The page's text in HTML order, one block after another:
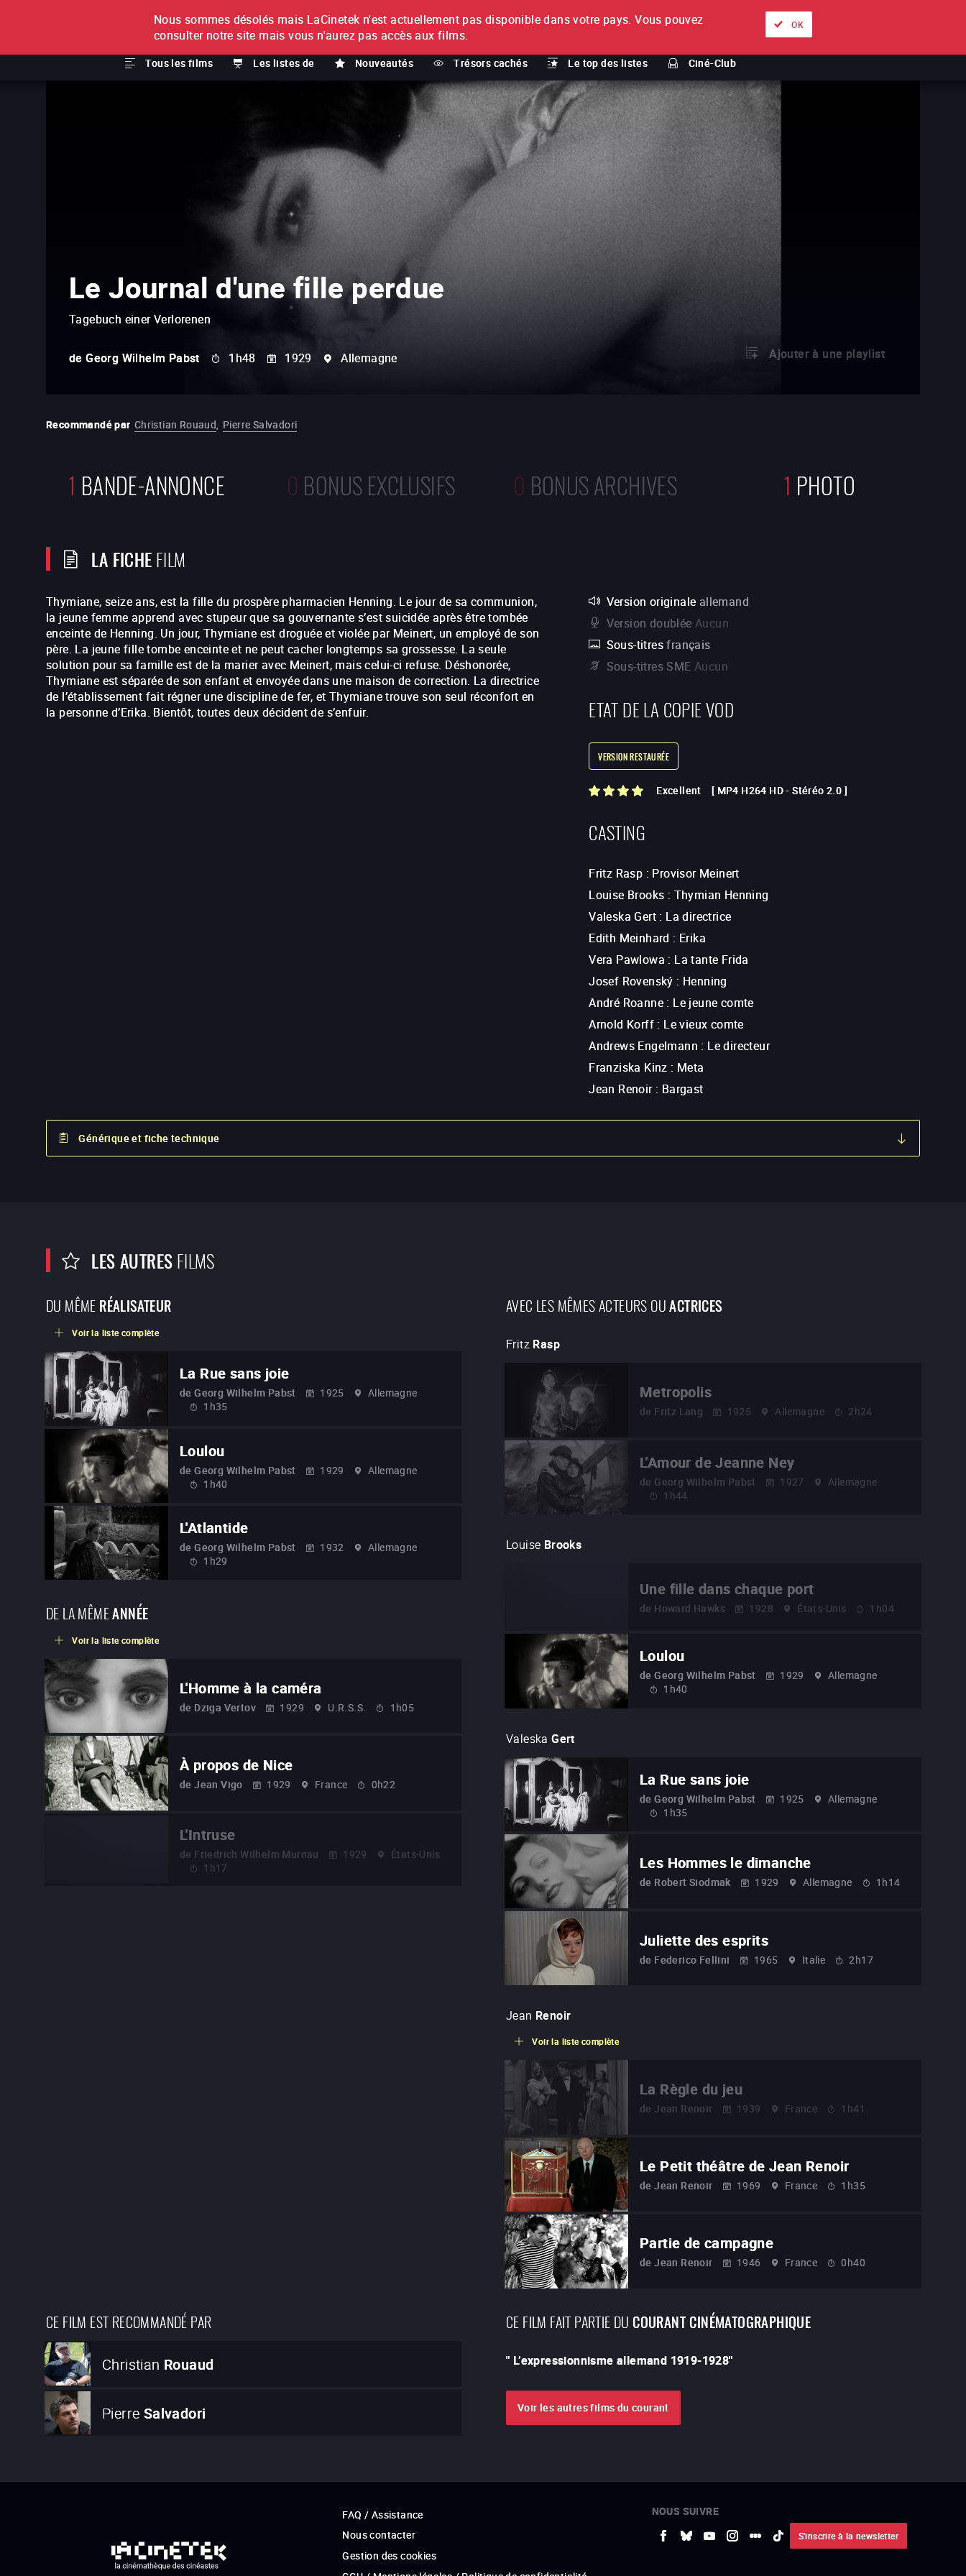
À L'UNITÉ
Tous les films Les listes de Nouveautés Trésors cachés Le top des listes Ciné-Club
ABONNEMENT À propos Nos offres
Le Journal d'une fille perdue
Tagebuch einer Verlorenen
de Georg Wilhelm Pabst 1h48 1929 Allemagne Ajouter à une playlist
Recommandé par Christian Rouaud, Pierre Salvadori
1 BANDE-ANNONCE 0 BONUS EXCLUSIFS 0 BONUS ARCHIVES 1 PHOTO
LA FICHEFILM
Thymiane, seize ans, est la fille du prospère pharmacien Henning. Le jour de sa communion,
la jeune femme apprend avec stupeur que sa gouvernante s’est suicidée après être tombée
enceinte de Henning. Un jour, Thymiane est droguée et violée par Meinert, un employé de son
père. La jeune fille tombe enceinte et ne peut cacher longtemps sa grossesse. La seule
solution pour sa famille est de la marier avec Meinert, mais celui-ci refuse. Déshonorée,
Thymiane est séparée de son enfant et envoyée dans une maison de correction. La directrice
de l’établissement fait régner une discipline de fer, et Thymiane trouve son seul réconfort en
la personne d’Erika. Bientôt, toutes deux décident de s’enfuir.
Version originale allemand
Version doublée Aucun
Sous-titres français
Sous-titres SME Aucun
ETAT DE LA COPIE VOD
VERSION RESTAURÉE
Excellent [ MP4 H264 HD-Stéréo 2.0 ]
CASTING
Fritz Rasp : Provisor Meinert
Louise Brooks : Thymian Henning
Valeska Gert : La directrice
Edith Meinhard : Erika
Vera Pawlowa : La tante Frida
Josef Rovenský : Henning
André Roanne : Le jeune comte
Arnold Korff : Le vieux comte
Andrews Engelmann : Le directeur
Franziska Kinz : Meta
Jean Renoir: Bargast
Générique et fiche technique
LES AUTRESFILMS
DU MÊMERÉALISATEUR
Voir la liste complète
La Rue sans joie
de Georg Wilhelm Pabst 1925
Allemagne
1h35
Loulou
de Georg Wilhelm Pabst 1929
Allemagne
1h40
L'Atlantide
de Georg Wilhelm Pabst 1932
Allemagne
1h29
DE LA MÊMEANNÉE
Voir la liste complète
L'Homme à la caméra
de Dziga Vertov 1929 U.R.S.S. 1h05
À propos de Nice
de Jean Vigo 1929 France 0h22
L'Intruse
de Friedrich Wilhelm Murnau 1929
États-Unis
1h17
AVEC LES MÊMES ACTEURS OUACTRICES
Fritz Rasp
Metropolis
de Fritz Lang 1925 Allemagne 2h24
L'Amour de Jeanne Ney
de Georg Wilhelm Pabst 1927
Allemagne
1h44
Louise Brooks
Une fille dans chaque port
de Howard Hawks 1928 États-Unis 1h04
Loulou
de Georg Wilhelm Pabst 1929
Allemagne
1h40
Valeska Gert
La Rue sans joie
de Georg Wilhelm Pabst 1925
Allemagne
1h35
Les Hommes le dimanche
de Robert Siodmak 1929 Allemagne 1h14
Juliette des esprits
de Federico Fellini 1965 Italie 2h17
Jean Renoir
Voir la liste complète
La Règle du jeu
de Jean Renoir 1939 France 1h41
Le Petit théâtre de Jean Renoir
de Jean Renoir 1969 France 1h35
Partie de campagne
de Jean Renoir 1946 France 0h40
CE FILM EST RECOMMANDÉ PAR
Christian Rouaud
Pierre Salvadori
CE FILM FAIT PARTIE DU COURANT CINÉMATOGRAPHIQUE
" L’expressionnisme allemand 1919-1928"
Voir les autres films du courant
FAQ / Assistance
Nous contacter
Gestion des cookies
NOUS SUIVRE
S'inscrire à la newsletter
Nous sommes désolés mais LaCinetek n'est actuellement pas disponible dans votre pays. Vous pouvez
consulter notre site mais vous n'aurez pas accès aux films.
OK